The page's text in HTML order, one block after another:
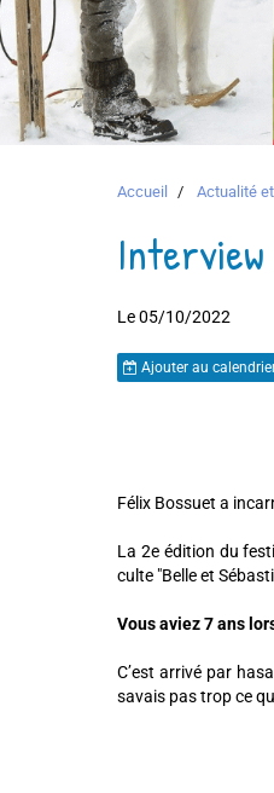
Accueil Actualité
Interview
Le 05/10/2022
Ajouter au
Félix Bossuet a
La 2e édition du
culte "Belle et
Vous aviez 7 ans
C’est arrivé par
savais pas trop ce